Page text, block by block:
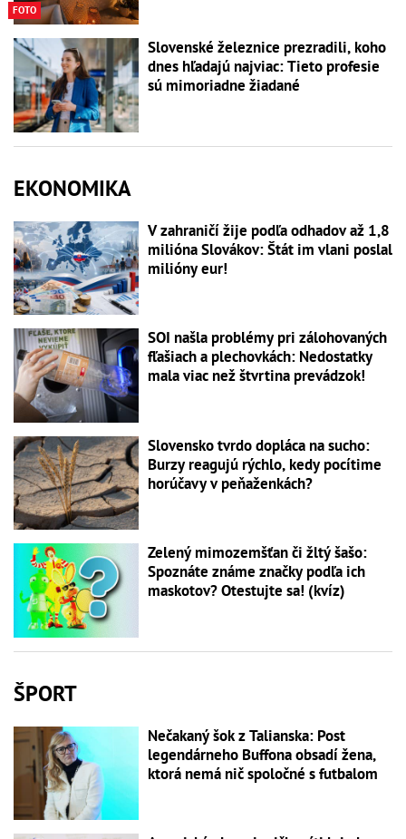
FOTO
Slovenské železnice prezradili, koho
dnes hľadajú najviac: Tieto profesie
sú mimoriadne žiadané
EKONOMIKA
V zahraničí žije podľa odhadov až 1,8
milióna Slovákov: Štát im vlani poslal
milióny eur!
SOI našla problémy pri zálohovaných
fľašiach a plechovkách: Nedostatky
mala viac než štvrtina prevádzok!
Slovensko tvrdo dopláca na sucho:
Burzy reagujú rýchlo, kedy pocítime
horúčavy v peňaženkách?
Zelený mimozemšťan či žltý šašo:
Spoznáte známe značky podľa ich
maskotov? Otestujte sa! (kvíz)
ŠPORT
Nečakaný šok z Talianska: Post
legendárneho Buffona obsadí žena,
ktorá nemá nič spoločné s futbalom